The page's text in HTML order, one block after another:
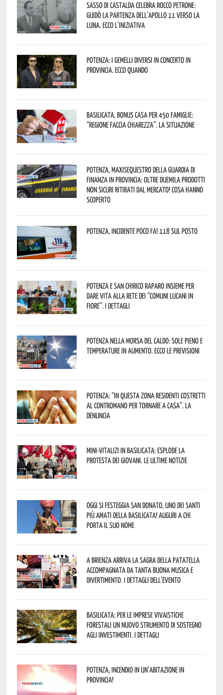
Sasso di Castalda celebra Rocco Petrone:
guidò la partenza dell’Apollo 11 verso la
Luna. Ecco l’iniziativa
Potenza: i Gemelli DiVersi in concerto in
provincia. Ecco quando
Basilicata, Bonus casa per 450 famiglie:
“Regione faccia chiarezza”. La situazione
Potenza, maxisequestro della Guardia di
Finanza in provincia: oltre duemila prodotti
non sicuri ritirati dal mercato! Cosa hanno
scoperto
Potenza, incidente poco fa! 118 sul posto
Potenza e San Chirico Raparo insieme per
dare vita alla rete dei “Comuni Lucani in
Fiore”. I dettagli
Potenza nella morsa del caldo: sole pieno e
temperature in aumento. Ecco le previsioni
Potenza: “In questa zona residenti costretti
al contromano per tornare a casa”. La
denuncia
Mini-vitalizi in Basilicata: esplode la
protesta dei giovani. Le ultime notizie
Oggi si festeggia San Donato, uno dei Santi
più amati della Basilicata! Auguri a chi
porta il suo nome
A Brienza arriva la Sagra della Patatella
accompagnata da tanta buona musica e
divertimento. I dettagli dell’evento
Basilicata: per le imprese vivaistiche
forestali un nuovo strumento di sostegno
agli investimenti. I dettagli
Potenza, incendio in un’abitazione in
provincia!